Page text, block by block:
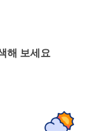
해 보세요